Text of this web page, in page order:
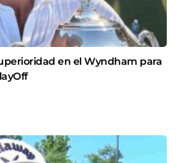
en el Wyndham para